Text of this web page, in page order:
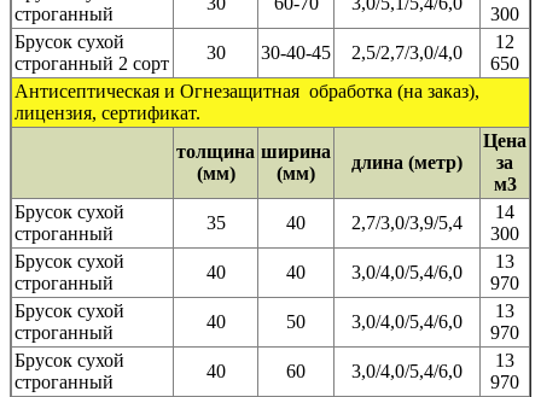
строганный
300
Брусок сухой
строганный 2 сорт
30 30-40-45 2,5/2,7/3,0/4,0
12
650
Антисептическая и Огнезащитная обработка (на заказ),
лицензия, сертификат.
толщина
(мм)
ширина
(мм)
длина (метр)
Цена
за
м3
Брусок сухой
строганный
35 40 2,7/3,0/3,9/5,4
14
300
Брусок сухой
строганный
40 40 3,0/4,0/5,4/6,0
13
970
Брусок сухой
строганный
40 50 3,0/4,0/5,4/6,0
13
970
Брусок сухой
строганный
40 60 3,0/4,0/5,4/6,0
13
970